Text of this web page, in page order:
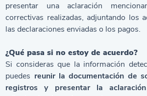
presentar una aclaración
correctivas realizadas, adjuntando los
las declaraciones enviadas o los pagos.
¿Qué pasa si no estoy de acuerdo?
Si consideras que la información
puedes reunir la documentación de
registros y presentar la aclaración